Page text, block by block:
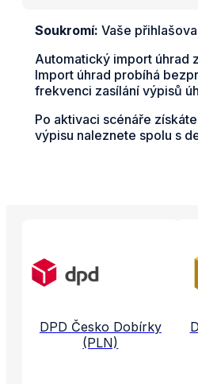
Soukromí: Vaše
Automatický import úhrad
Import úhrad probíhá
frekvenci zasílání výpisů
Po aktivaci scénáře
výpisu naleznete spolu s
Propojené
DPD Česko Dobírky
(PLN)